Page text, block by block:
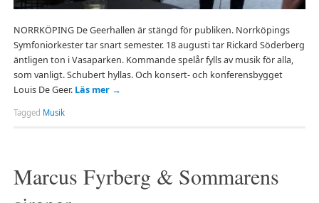
NORRKÖPING De Geerhallen är stängd för publiken. Norrköpings
Symfoniorkester tar snart semester. 18 augusti tar Rickard Söderberg
äntligen ton i Vasaparken. Kommande spelår fylls av musik för alla,
som vanligt. Schubert hyllas. Och konsert- och konferensbygget
Louis De Geer. Läs mer →
Tagged Musik
Marcus Fyrberg & Sommarens